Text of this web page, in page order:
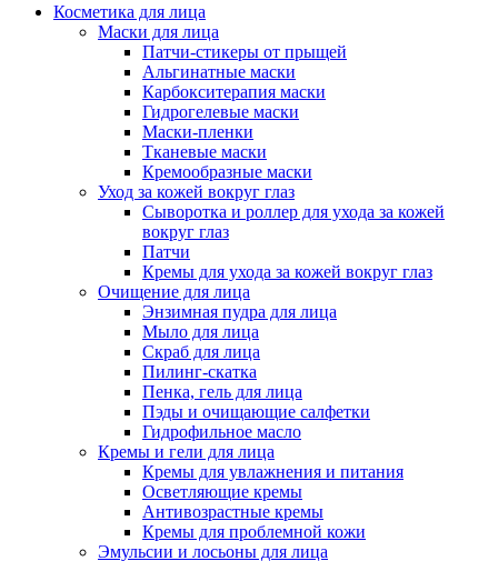
Косметика для лица
Маски для лица
Патчи-стикеры от прыщей
Альгинатные маски
Карбокситерапия маски
Гидрогелевые маски
Маски-пленки
Тканевые маски
Кремообразные маски
Уход за кожей вокруг глаз
Сыворотка и роллер для ухода за кожей
вокруг глаз
Патчи
Кремы для ухода за кожей вокруг глаз
Очищение для лица
Энзимная пудра для лица
Мыло для лица
Скраб для лица
Пилинг-скатка
Пенка, гель для лица
Пэды и очищающие салфетки
Гидрофильное масло
Кремы и гели для лица
Кремы для увлажнения и питания
Осветляющие кремы
Антивозрастные кремы
Кремы для проблемной кожи
Эмульсии и лосьоны для лица